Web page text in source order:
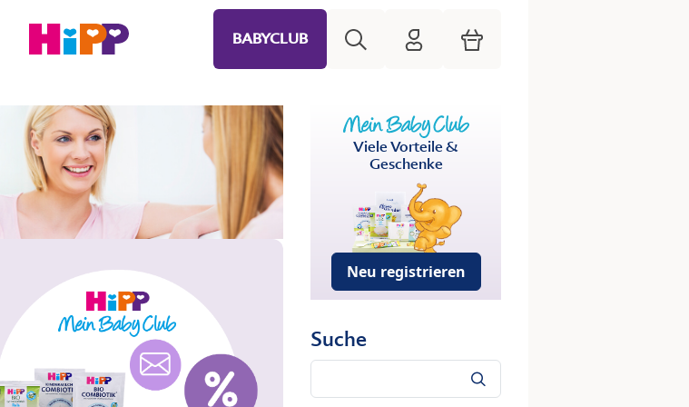
BABYCLUB HiPP Mein Babyclub
Warenkorb
Viele Vorteile &
Geschenke
Neu registrieren
Suche